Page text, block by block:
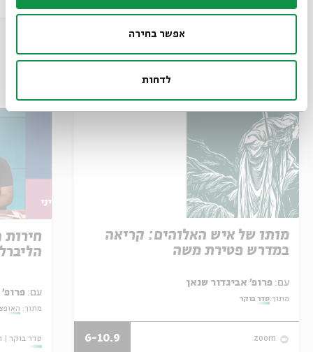
אפשר בחירה
לדחות
עוד בבית אבי חי
מותו של איש האלוהים: קריאה
במדרש פטירת משה
עם:
מתוך:סדר בוקר
zoom
6-10.9
עם: פרופ'
מתוך:
סדר בוקר